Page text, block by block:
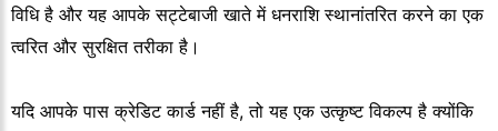
विधि है और यह आपके सट्टेबाजी खाते में धनराशि स्थानांतरित करने का एक
त्वरित और सुरक्षित तरीका है।
यदि आपके पास क्रेडिट कार्ड नहीं है, तो यह एक उत्कृष्ट विकल्प है क्योंकि